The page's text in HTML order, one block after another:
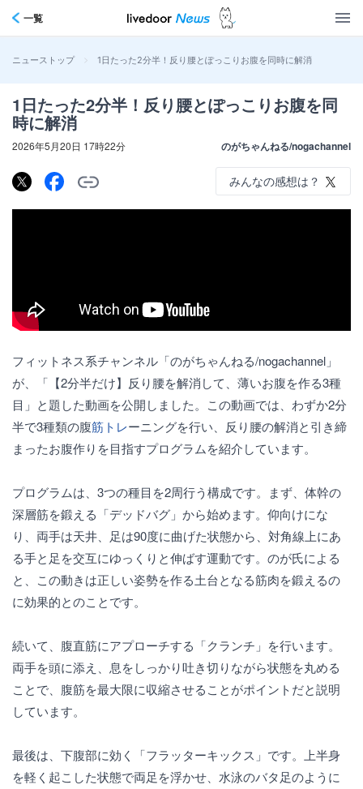
一覧
ニューストップ > 1日たった2分半！反り腰とぽっこりお腹を同時に解消
1日たった2分半！反り腰とぽっこりお腹を同
時に解消
2026年5月20日 17時22分 のがちゃんねる/nogachannel
みんなの感想は？
フィットネス系チャンネル「のがちゃんねる/nogachannel」
が、「【2分半だけ】反り腰を解消して、薄いお腹を作る3種
目」と題した動画を公開しました。この動画では、わずか2分
半で3種類の腹筋トレーニングを行い、反り腰の解消と引き締
まったお腹作りを目指すプログラムを紹介しています。
プログラムは、3つの種目を2周行う構成です。まず、体幹の
深層筋を鍛える「デッドバグ」から始めます。仰向けにな
り、両手は天井、足は90度に曲げた状態から、対角線上にあ
る手と足を交互にゆっくりと伸ばす運動です。のが氏による
と、この動きは正しい姿勢を作る土台となる筋肉を鍛えるの
に効果的とのことです。
続いて、腹直筋にアプローチする「クランチ」を行います。
両手を頭に添え、息をしっかり吐き切りながら状態を丸める
ことで、腹筋を最大限に収縮させることがポイントだと説明
しています。
最後は、下腹部に効く「フラッターキックス」です。上半身
を軽く起こした状態で両足を浮かせ、水泳のバタ足のように